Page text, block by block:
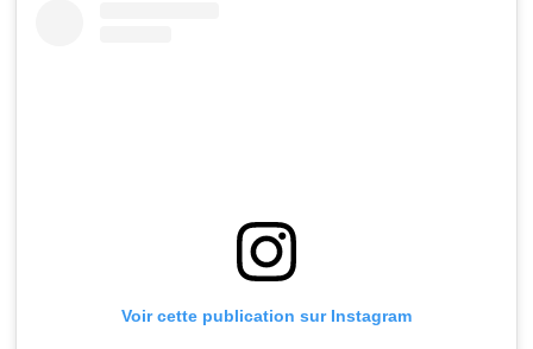
Voir cette publication sur Instagram